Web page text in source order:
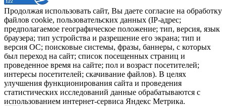
Продолжая использовать сайт, Вы даете согласие на обработку
файлов cookie, пользовательских данных (IP-адрес;
предполагаемое географическое положение; тип, версия, язык
браузера; тип устройства и разрешение его экрана; тип и
версия ОС; поисковые системы, фразы, баннеры, с которых
был переход на сайт; список посещенных страниц и
проведенное время на сайте; пол и возраст посетителей;
интересы посетителей; скачивание файлов). В целях
улучшения функционирования сайта и проведения
статистических исследований данные обрабатываются с
использованием интернет-сервиса Яндекс Метрика.